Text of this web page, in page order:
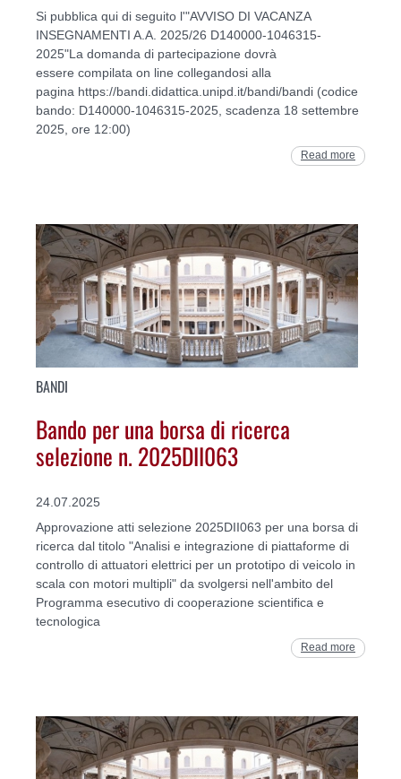
Si pubblica qui di seguito l'"AVVISO DI VACANZA
INSEGNAMENTI A.A. 2025/26 D140000-1046315-
2025"La domanda di partecipazione dovrà
essere compilata on line collegandosi alla
pagina https://bandi.didattica.unipd.it/bandi/bandi (codice
bando: D140000-1046315-2025, scadenza 18 settembre
2025, ore 12:00)
Read more
BANDI
Bando per una borsa di ricerca
selezione n. 2025DII063
24.07.2025
Approvazione atti selezione 2025DII063 per una borsa di
ricerca dal titolo "Analisi e integrazione di piattaforme di
controllo di attuatori elettrici per un prototipo di veicolo in
scala con motori multipli" da svolgersi nell'ambito del
Programma esecutivo di cooperazione scientifica e
tecnologica
Read more